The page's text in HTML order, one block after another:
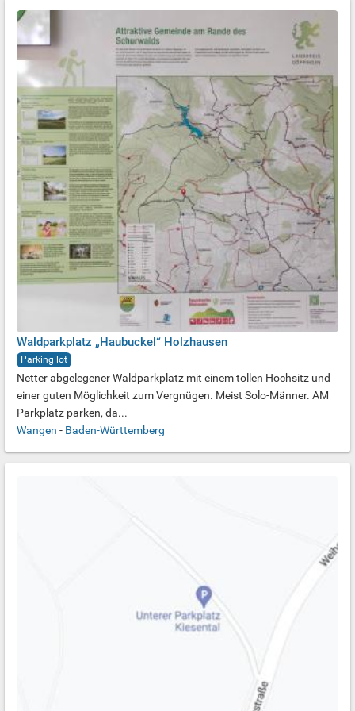
Waldparkplatz „Haubuckel“ Holzhausen
Parking lot
Netter abgelegener Waldparkplatz mit einem tollen Hochsitz und
einer guten Möglichkeit zum Vergnügen. Meist Solo-Männer. AM
Parkplatz parken, da...
Wangen - Baden-Württemberg